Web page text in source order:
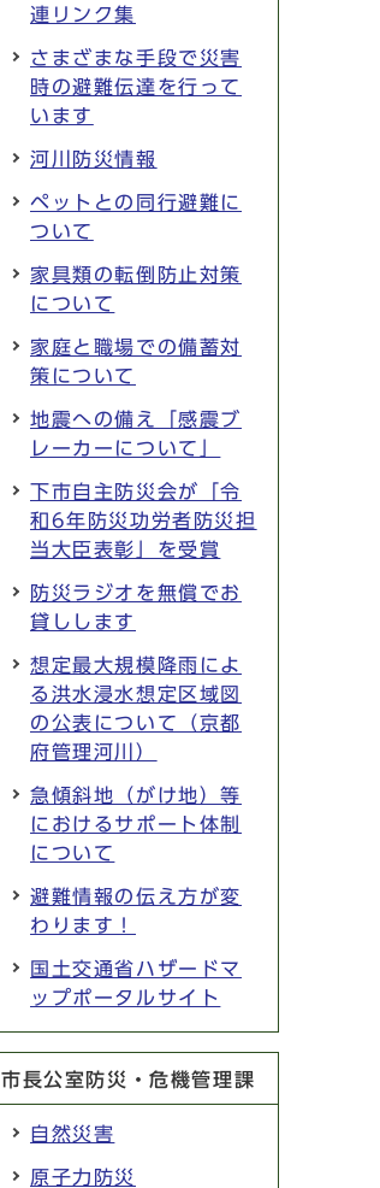
連リンク集
さまざまな手段で災害
時の避難伝達を行って
います
河川防災情報
ペットとの同行避難に
ついて
家具類の転倒防止対策
について
家庭と職場での備蓄対
策について
地震への備え「感震ブ
レーカーについて」
下市自主防災会が「令
和6年防災功労者防災担
当大臣表彰」を受賞
防災ラジオを無償でお
貸しします
想定最大規模降雨によ
る洪水浸水想定区域図
の公表について（京都
府管理河川）
急傾斜地（がけ地）等
におけるサポート体制
について
避難情報の伝え方が変
わります！
国土交通省ハザードマ
ップポータルサイト
市長公室防災・危機管理課
自然災害
原子力防災